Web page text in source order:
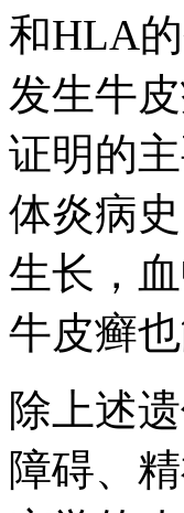
和HLA
发生牛
证明的
体炎病
生长，
牛皮癣也
除上述
障碍、